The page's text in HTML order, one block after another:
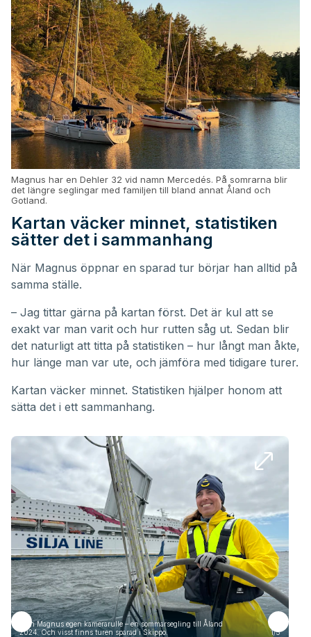
Magnus har en Dehler 32 vid namn Mercedés. På somrarna blir
det längre seglingar med familjen till bland annat Åland och
Gotland.
Kartan väcker minnet, statistiken
sätter det i sammanhang
När Magnus öppnar en sparad tur börjar han alltid på
samma ställe.
– Jag tittar gärna på kartan först. Det är kul att se
exakt var man varit och hur rutten såg ut. Sedan blir
det naturligt att titta på statistiken – hur långt man åkte,
hur länge man var ute, och jämföra med tidigare turer.
Kartan väcker minnet. Statistiken hjälper honom att
sätta det i ett sammanhang.
Från Magnus egen kamerarulle – en sommarsegling till Åland
2024. Och visst finns turen sparad i Skippo.
1/5